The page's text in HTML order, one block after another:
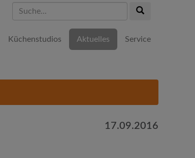
Suche...
Küchenstudios Aktuelles Service
17.09.2016